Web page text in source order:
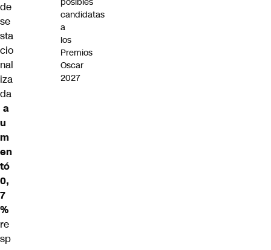
de
se
sta
cio
nal
iza
da
a
u
m
en
tó
0,
7
%
re
sp
candidatas
a
los
Premios
Oscar
2027